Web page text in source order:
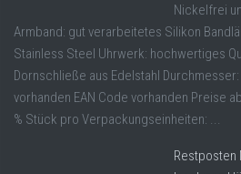
Nickelfrei
Armband: gut verarbeitetes Silikon
Stainless Steel Uhrwerk: hochwertiges
Dornschließe aus Edelstahl
vorhanden EAN Code vorhanden Preise
% Stück pro Verpackungseinheiten: ...
Restposten